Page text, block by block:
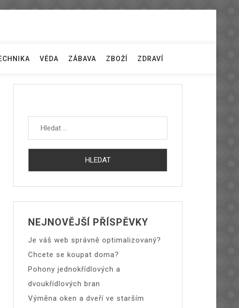
VĚDA ZÁBAVA ZBOŽÍ ZDRAVÍ
NEJNOVĚJŠÍ PŘÍSPĚVKY
Je váš web správně optimalizovaný?
Chcete se koupat doma?
Pohony jednokřídlových a
dvoukřídlových bran
Výměna oken a dveří ve starším